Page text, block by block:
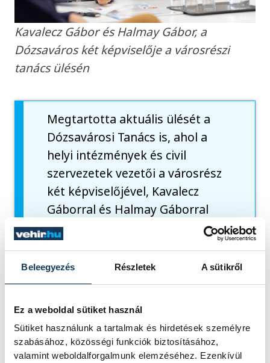
Beleegyezés Részletek A sütikről
Ez a weboldal sütiket használ
Sütiket használunk a tartalmak és hirdetések személyre
szabásához, közösségi funkciók biztosításához,
valamint weboldalforgalmunk elemzéséhez. Ezenkívül
Kavalecz Gábor és Halmay Gábor, a
Dózsaváros két képviselője a városrészi
tanács ülésén
Megtartotta aktuális ülését a
Dózsavárosi Tanács is, ahol a
helyi intézmények és civil
szervezetek vezetői a városrész
két képviselőjével, Kavalecz
Gáborral és Halmay Gáborral
vették sorra az aktuális
fejlesztési feladatokat. A tervek
közt szóba került a városrészi
tagkönyvtár tetőszerkezetének
építése a Tüzér utcán a
Noszlopy iskola előtt, a
Veszprémvölgyi utca